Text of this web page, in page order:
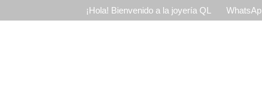
¡Hola! Bienvenido a la joyería QL